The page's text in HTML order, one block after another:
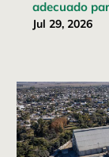
adecuado
Jul 29, 2026